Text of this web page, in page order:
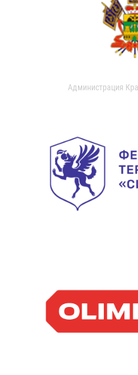
Администрация